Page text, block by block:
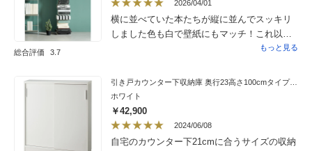
総合評価 3.7
2026/04/01
横に並べていた本たちが縦に並んでスッキリ
しました色も白で壁紙にもマッチ！これ以上
本を増やさないようにと思っていましたが、
もっと見る
引き戸カウンター下収納庫 奥行23高さ100cmタイプ 収納庫・幅90cm
ホワイト
￥42,900
2024/06/08
自宅のカウンター下21cmに合うサイズの収納